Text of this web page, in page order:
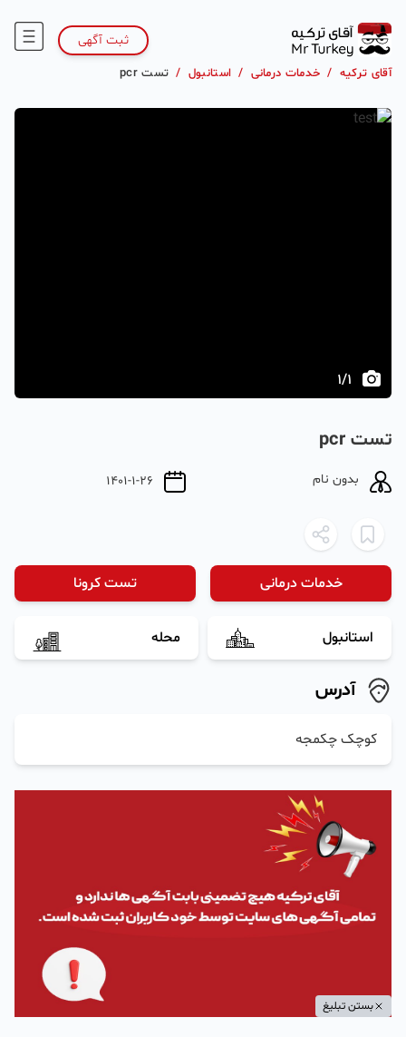
ثبت آگهی
آقای ترکیه / خدمات درمانی / استانبول / تست pcr
1/1
تست pcr
بدون نام 1401-1-26
خدمات درمانی تست کرونا
استانبول محله
آدرس
کوچک چکمجه
بستن تبلیغ